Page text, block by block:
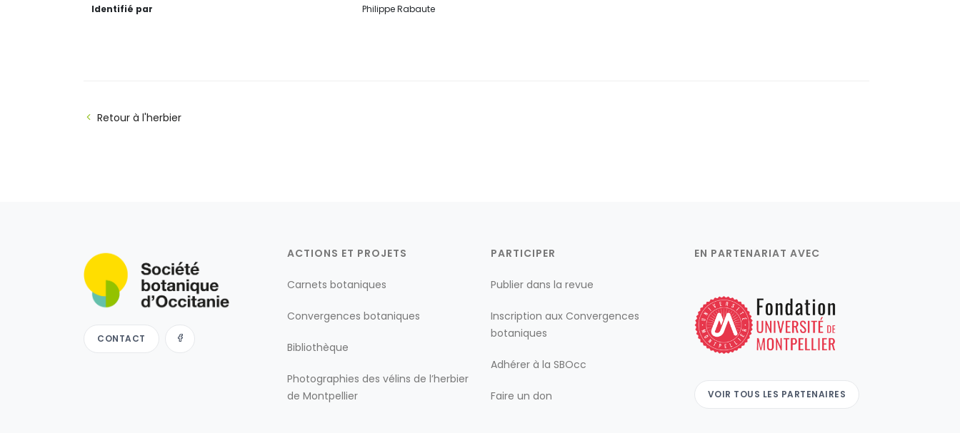
Identifié par Philippe Rabaute
Retour à l'herbier
CONTACT
ACTIONS ET PROJETS
Carnets botaniques
Convergences botaniques
Bibliothèque
Photographies des vélins de l’herbier
de Montpellier
PARTICIPER
Publier dans la revue
Inscription aux Convergences
botaniques
Adhérer à la SBOcc
Faire un don
EN PARTENARIAT AVEC
VOIR TOUS LES PARTENAIRES